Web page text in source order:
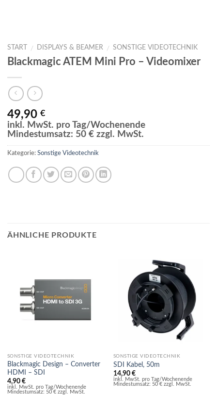
START / DISPLAYS & BEAMER / SONSTIGE VIDEOTECHNIK
Blackmagic ATEM Mini Pro – Videomixer
49,90 €
inkl. MwSt. pro Tag/Wochenende
Mindestumsatz: 50 € zzgl. MwSt.
Kategorie: Sonstige Videotechnik
ÄHNLICHE PRODUKTE
SONSTIGE VIDEOTECHNIK
Blackmagic Design – Converter
HDMI – SDI
4,90 €
inkl. MwSt. pro Tag/Wochenende
Mindestumsatz: 50 € zzgl. MwSt.
SONSTIGE VIDEOTECHNIK
SDI Kabel, 50m
14,90 €
inkl. MwSt. pro Tag/Wochenende
Mindestumsatz: 50 € zzgl. MwSt.